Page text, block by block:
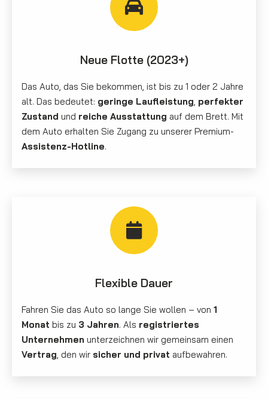
Neue Flotte (2023+)
Das Auto, das Sie bekommen, ist bis zu 1 oder 2 Jahre
alt. Das bedeutet: geringe Laufleistung, perfekter
Zustand und reiche Ausstattung auf dem Brett. Mit
dem Auto erhalten Sie Zugang zu unserer Premium-
Assistenz-Hotline.
Flexible Dauer
Fahren Sie das Auto so lange Sie wollen – von 1
Monat bis zu 3 Jahren. Als registriertes
Unternehmen unterzeichnen wir gemeinsam einen
Vertrag, den wir sicher und privat aufbewahren.